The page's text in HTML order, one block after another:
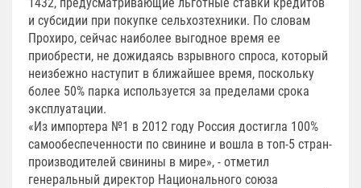
и субсидии при покупке сельхозтехники. По словам
Прохиро, сейчас наиболее выгодное время ее
приобрести, не дожидаясь взрывного спроса, который
неизбежно наступит в ближайшее время, поскольку
более 50% парка используется за пределами срока
эксплуатации.
«Из импортера №1 в 2012 году Россия достигла 100%
самообеспеченности по свинине и вошла в топ-5 стран-
производителей свинины в мире», - отметил
генеральный директор Национального союза